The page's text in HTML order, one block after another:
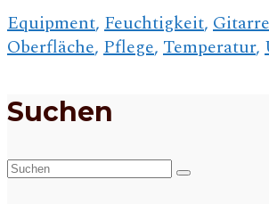
Equipment, Feuchtigkeit, Gitarre
Oberfläche, Pflege, Temperatur,
Suchen
Suchen